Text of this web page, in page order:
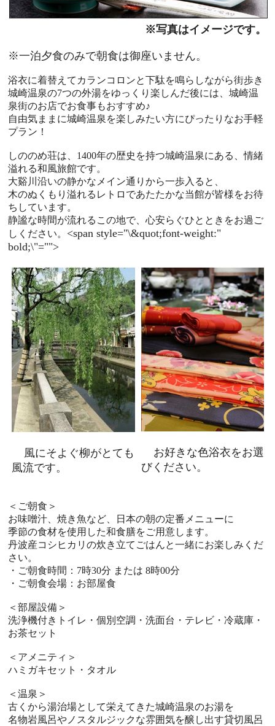
※写真はイメージです。
※一泊夕食のみで朝食は御座いません。
浴衣に着替えてカランコロンと下駄を鳴らしながら街歩き
城崎温泉の7つの外湯をゆっくり楽しんだ後には、城崎温
泉街のお店でお食事もおすすめ♪
自由気ままに城崎温泉を楽しみたい方にぴったりなお手軽
プラン！
しののめ荘は、1400年の歴史を持つ城崎温泉にある、情緒
溢れる和風旅館です。
大谿川沿いの静かなメイン通りから一歩入ると、
木のぬくもり溢れるレトロであたたかな当館が皆様をお待
ちしています。
静謐な時間が流れるこの地で、心安らぐひとときをお過ご
しください。 <span style="\&quot;font-weight:"
bold;\"="">
風にそよぐ柳がとても
風流です。
お好きな色浴衣をお選
びください。
＜ご朝食＞
お味噌汁、焼き魚など、日本の朝の定番メニューに
季節の食材を使用した和食膳をご用意します。
丹波産コシヒカリの炊き立てごはんと一緒にお楽しみくだ
さい。
・ご朝食時間：7時30分 または 8時00分
・ご朝食会場：お部屋食
＜部屋設備＞
洗浄機付きトイレ・個別空調・洗面台・テレビ・冷蔵庫・
お茶セット
＜アメニティ＞
ハミガキセット・タオル
＜温泉＞
古くから湯治場として栄えてきた城崎温泉のお湯を
名物岩風呂やノスタルジックな雰囲気を醸し出す貸切風呂